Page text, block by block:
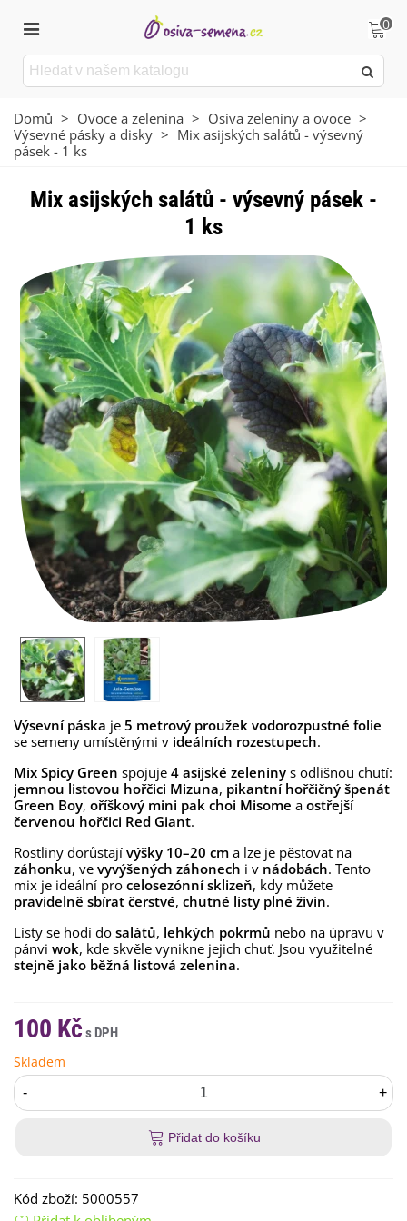
0
Domů > Ovoce a zelenina > Osiva zeleniny a ovoce >
Výsevné pásky a disky > Mix asijských salátů - výsevný
pásek - 1 ks
Mix asijských salátů - výsevný pásek -
1 ks
Výsevní páska je 5 metrový proužek vodorozpustné folie
se semeny umístěnými v ideálních rozestupech.
Mix Spicy Green spojuje 4 asijské zeleniny s odlišnou chutí:
jemnou listovou hořčici Mizuna, pikantní hořčičný špenát
Green Boy, oříškový mini pak choi Misome a ostřejší
červenou hořčici Red Giant.
Rostliny dorůstají výšky 10–20 cm a lze je pěstovat na
záhonku, ve vyvýšených záhonech i v nádobách. Tento
mix je ideální pro celosezónní sklizeň, kdy můžete
pravidelně sbírat čerstvé, chutné listy plné živin.
Listy se hodí do salátů, lehkých pokrmů nebo na úpravu v
pánvi wok, kde skvěle vynikne jejich chuť. Jsou využitelné
stejně jako běžná listová zelenina.
100 Kč
Skladem
- +
Přidat do košíku
Kód zboží: 5000557